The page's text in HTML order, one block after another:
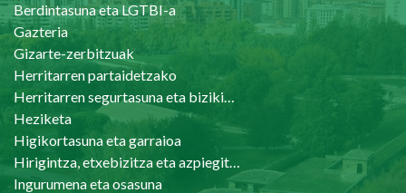
Berdintasuna eta LGTBI-a
Gazteria
Gizarte-zerbitzuak
Herritarren partaidetzako
Herritarren segurtasuna eta bizikidetasuna
Heziketa
Higikortasuna eta garraioa
Hirigintza, etxebizitza eta azpiegiturak
Ingurumena eta osasuna